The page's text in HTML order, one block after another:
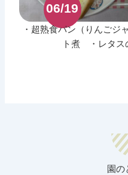
06/19
・超熟食パン（りんご
ト煮 ・レタ
園の